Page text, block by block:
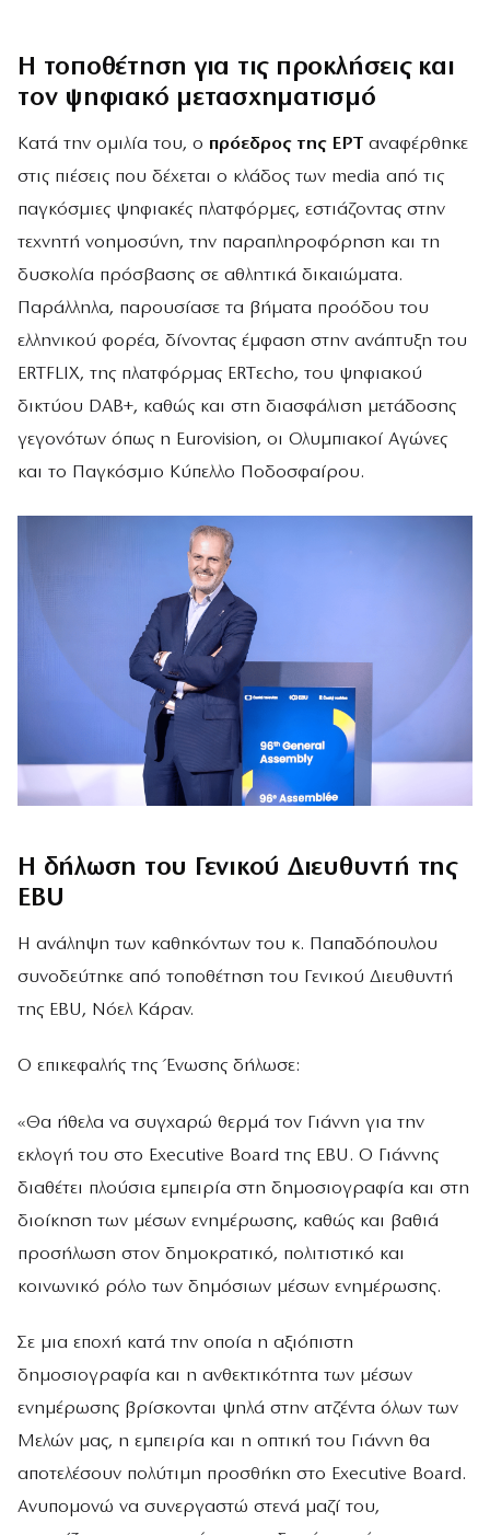
Η τοποθέτηση για τις προκλήσεις και
τον ψηφιακό μετασχηματισμό
Κατά την ομιλία του, ο πρόεδρος της ΕΡΤ αναφέρθηκε
στις πιέσεις που δέχεται ο κλάδος των media από τις
παγκόσμιες ψηφιακές πλατφόρμες, εστιάζοντας στην
τεχνητή νοημοσύνη, την παραπληροφόρηση και τη
δυσκολία πρόσβασης σε αθλητικά δικαιώματα.
Παράλληλα, παρουσίασε τα βήματα προόδου του
ελληνικού φορέα, δίνοντας έμφαση στην ανάπτυξη του
ERTFLIX, της πλατφόρμας ERTεcho, του ψηφιακού
δικτύου DAB+, καθώς και στη διασφάλιση μετάδοσης
γεγονότων όπως η Eurovision, οι Ολυμπιακοί Αγώνες
και το Παγκόσμιο Κύπελλο Ποδοσφαίρου.
Η δήλωση του Γενικού Διευθυντή της
EBU
Η ανάληψη των καθηκόντων του κ. Παπαδόπουλου
συνοδεύτηκε από τοποθέτηση του Γενικού Διευθυντή
της EBU, Νόελ Κάραν.
Ο επικεφαλής της Ένωσης δήλωσε:
«Θα ήθελα να συγχαρώ θερμά τον Γιάννη για την
εκλογή του στο Executive Board της EBU. Ο Γιάννης
διαθέτει πλούσια εμπειρία στη δημοσιογραφία και στη
διοίκηση των μέσων ενημέρωσης, καθώς και βαθιά
προσήλωση στον δημοκρατικό, πολιτιστικό και
κοινωνικό ρόλο των δημόσιων μέσων ενημέρωσης.
Σε μια εποχή κατά την οποία η αξιόπιστη
δημοσιογραφία και η ανθεκτικότητα των μέσων
ενημέρωσης βρίσκονται ψηλά στην ατζέντα όλων των
Μελών μας, η εμπειρία και η οπτική του Γιάννη θα
αποτελέσουν πολύτιμη προσθήκη στο Executive Board.
Ανυπομονώ να συνεργαστώ στενά μαζί του,